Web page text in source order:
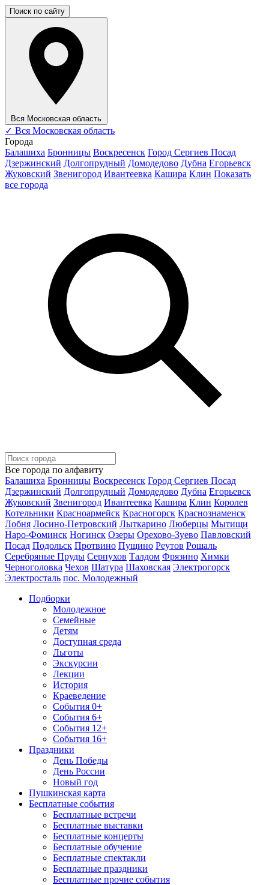
Поиск по сайту
Вся Московская область
✓ Вся Московская область
Города
Балашиха Бронницы Воскресенск Город Сергиев Посад
Дзержинский Долгопрудный Домодедово Дубна Егорьевск
Жуковский Звенигород Ивантеевка Кашира Клин Показать
все города
Все города по алфавиту
Балашиха Бронницы Воскресенск Город Сергиев Посад
Дзержинский Долгопрудный Домодедово Дубна Егорьевск
Жуковский Звенигород Ивантеевка Кашира Клин Королев
Котельники Красноармейск Красногорск Краснознаменск
Лобня Лосино-Петровский Лыткарино Люберцы Мытищи
Наро-Фоминск Ногинск Озеры Орехово-Зуево Павловский
Посад Подольск Протвино Пущино Реутов Рошаль
Серебряные Пруды Серпухов Талдом Фрязино Химки
Черноголовка Чехов Шатура Шаховская Электрогорск
Электросталь пос. Молодежный
Подборки
Молодежное
Семейные
Детям
Доступная среда
Льготы
Экскурсии
Лекции
История
Краеведение
События 0+
События 6+
События 12+
События 16+
Праздники
День Победы
День России
Новый год
Пушкинская карта
Бесплатные события
Бесплатные встречи
Бесплатные выставки
Бесплатные концерты
Бесплатные обучение
Бесплатные спектакли
Бесплатные праздники
Бесплатные прочие события